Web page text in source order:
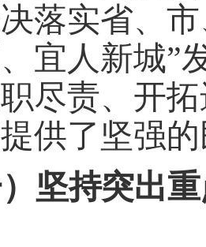
落实省、
宜人新城”
尽责、开
供了坚强
） 坚持突出